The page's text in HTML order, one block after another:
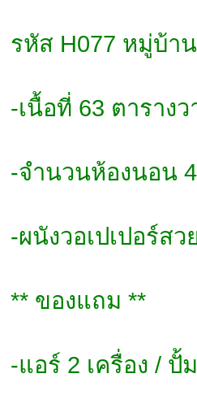
รหัส H077 หมู่บ้า
-เนื้อที่ 63 ตาราง
-จำนวนห้องนอน
-ผนังวอเปเปอร์ส
** ของแถม **
-แอร์ 2 เครื่อง /